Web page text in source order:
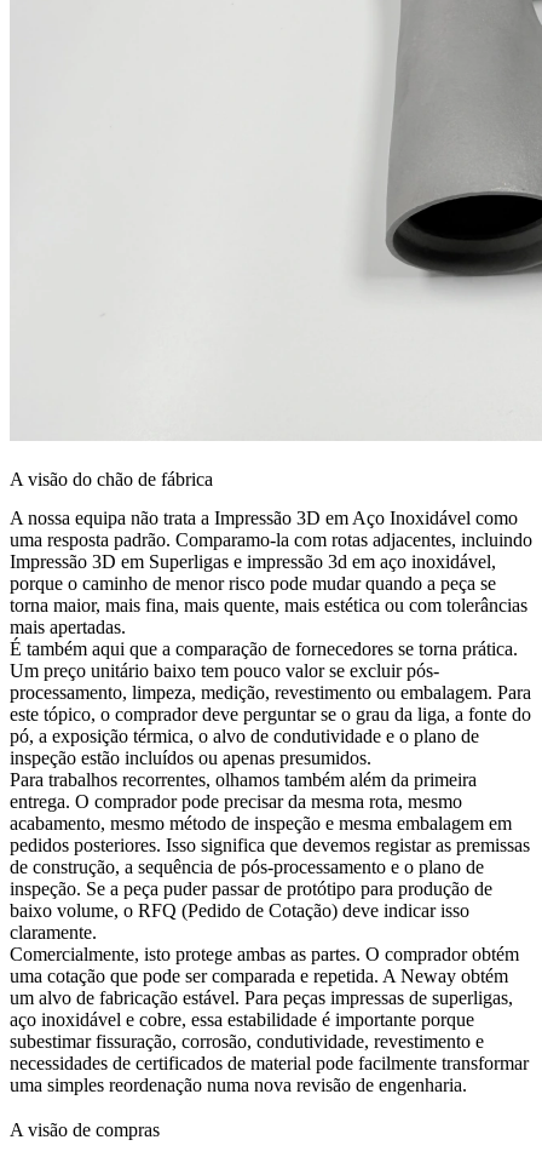
A visão do chão de fábrica
A nossa equipa não trata a Impressão 3D em Aço Inoxidável como
uma resposta padrão. Comparamo-la com rotas adjacentes, incluindo
Impressão 3D em Superligas e impressão 3d em aço inoxidável,
porque o caminho de menor risco pode mudar quando a peça se
torna maior, mais fina, mais quente, mais estética ou com tolerâncias
mais apertadas.
É também aqui que a comparação de fornecedores se torna prática.
Um preço unitário baixo tem pouco valor se excluir pós-
processamento, limpeza, medição, revestimento ou embalagem. Para
este tópico, o comprador deve perguntar se o grau da liga, a fonte do
pó, a exposição térmica, o alvo de condutividade e o plano de
inspeção estão incluídos ou apenas presumidos.
Para trabalhos recorrentes, olhamos também além da primeira
entrega. O comprador pode precisar da mesma rota, mesmo
acabamento, mesmo método de inspeção e mesma embalagem em
pedidos posteriores. Isso significa que devemos registar as premissas
de construção, a sequência de pós-processamento e o plano de
inspeção. Se a peça puder passar de protótipo para produção de
baixo volume, o RFQ (Pedido de Cotação) deve indicar isso
claramente.
Comercialmente, isto protege ambas as partes. O comprador obtém
uma cotação que pode ser comparada e repetida. A Neway obtém
um alvo de fabricação estável. Para peças impressas de superligas,
aço inoxidável e cobre, essa estabilidade é importante porque
subestimar fissuração, corrosão, condutividade, revestimento e
necessidades de certificados de material pode facilmente transformar
uma simples reordenação numa nova revisão de engenharia.
A visão de compras